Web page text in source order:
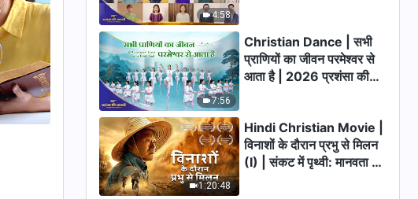
35:13
सर्वशक्तिमान परमेश्वर के वचन "क्या
त्रित्व का अस्तित्व है?" (भाग एक)
31:36
सर्वशक्तिमान परमेश्वर के वचन "क्या
त्रित्व का अस्तित्व है?" (भाग दो)
सर्वशक्तिमान परमेश्वर के वचन "अभ्यास
(3)"
4:58
7:56
Christian Dance | सभी
प्राणियों का जीवन परमेश्वर से
आता है | 2026 प्रशंसा की
1:20:48
Hindi Christian Movie |
विनाशों के दौरान प्रभु से मिलन
(I) | संकट में पृथ्वी: मानवता का